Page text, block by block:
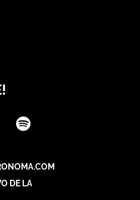
DE LA